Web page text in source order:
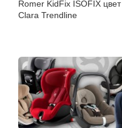
Romer KidFix ISOFIX цвет
Clara Trendline